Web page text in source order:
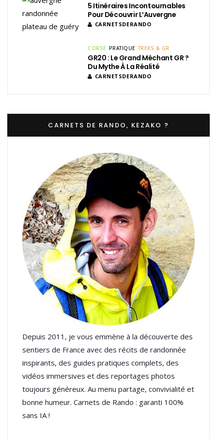
5 Itinéraires Incontournables
Pour Découvrir L’Auvergne
CARNETSDERANDO
CORSE PRATIQUE TREKS & GR
GR20 : Le Grand Méchant GR ?
Du Mythe À La Réalité
CARNETSDERANDO
CARNETS DE RANDO, KEZAKO ?
Depuis 2011, je vous emmène à la découverte des
sentiers de France avec des récits de randonnée
inspirants, des guides pratiques complets, des
vidéos immersives et des reportages photos
toujours généreux. Au menu partage, convivialité et
bonne humeur. Carnets de Rando : garanti 100%
sans IA !